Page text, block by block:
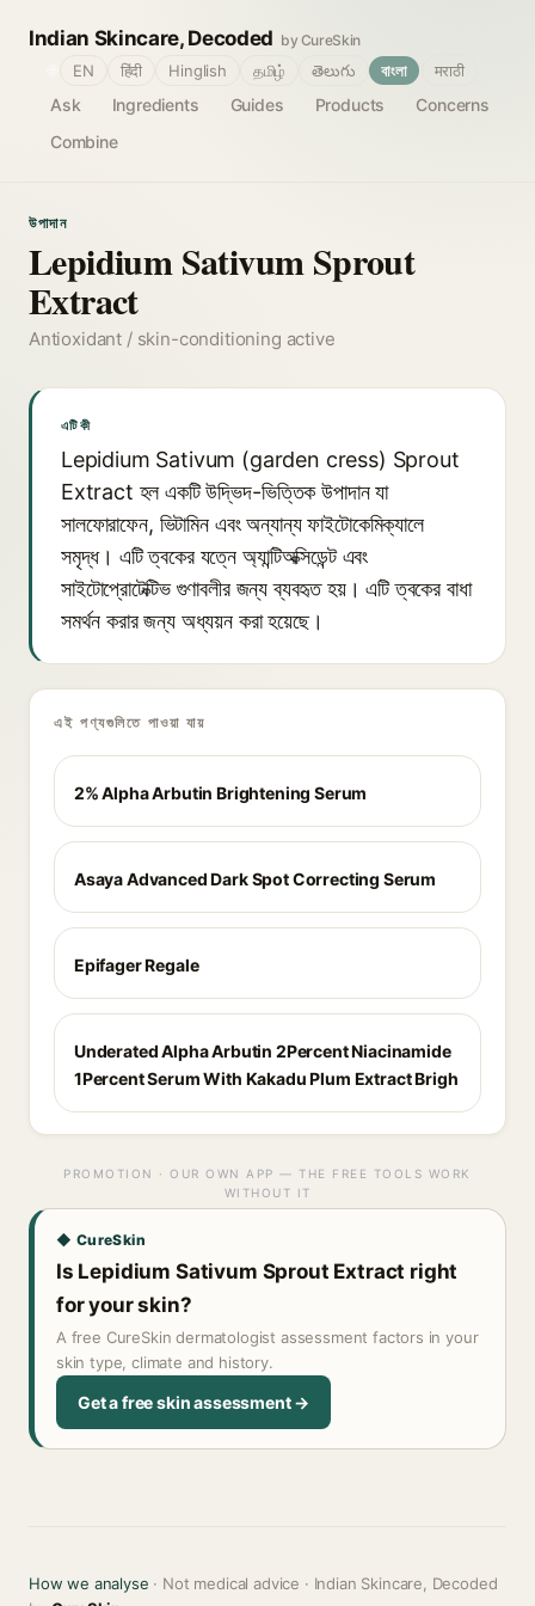
Indian Skincare, Decoded by CureSkin
Ask Ingredients Guides Products
Concerns
Combine
EN हिंदी Hinglish தமிழ் తెలుగు বাংলা मराठी
উপাদান
Lepidium Sativum Sprout
Extract
Antioxidant / skin-conditioning active
এটি কী
Lepidium Sativum (garden cress) Sprout
Extract হল একটি উদ্ভিদ-ভিত্তিক উপাদান যা
সালফোরাফেন, ভিটামিন এবং অন্যান্য ফাইটোকেমিক্যালে
সমৃদ্ধ। এটি ত্বকের যত্নে অ্যান্টিঅক্সিডেন্ট এবং
সাইটোপ্রোটেক্টিভ গুণাবলীর জন্য ব্যবহৃত হয়। এটি ত্বকের বাধা
সমর্থন করার জন্য অধ্যয়ন করা হয়েছে।
এই পণ্যগুলিতে পাওয়া যায়
2% Alpha Arbutin Brightening Serum
Asaya Advanced Dark Spot Correcting Serum
Epifager Regale
Underated Alpha Arbutin 2Percent Niacinamide
1Percent Serum With Kakadu Plum Extract Brigh
PROMOTION · OUR OWN APP — THE FREE TOOLS WORK
WITHOUT IT
◆ CureSkin
Is Lepidium Sativum Sprout Extract right
for your skin?
A free CureSkin dermatologist assessment factors in your
skin type, climate and history.
Get a free skin assessment →
How we analyse · Not medical advice · Indian Skincare, Decoded